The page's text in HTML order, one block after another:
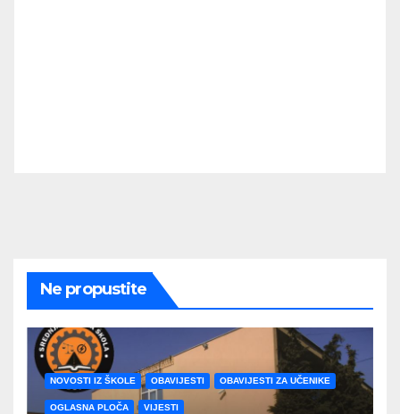
Ne propustite
NOVOSTI IZ ŠKOLE OBAVIJESTI OBAVIJESTI ZA UČENIKE
OGLASNA PLOČA VIJESTI